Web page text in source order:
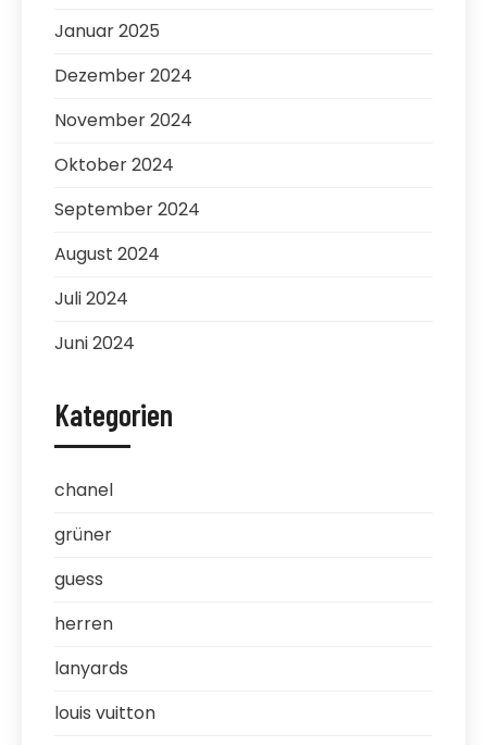
Januar 2025
Dezember 2024
November 2024
Oktober 2024
September 2024
August 2024
Juli 2024
Juni 2024
Kategorien
chanel
grüner
guess
herren
lanyards
louis vuitton